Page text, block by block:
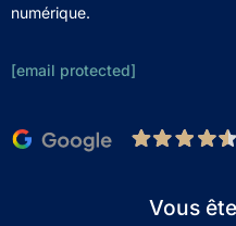
numérique.
[email protected]
Vous